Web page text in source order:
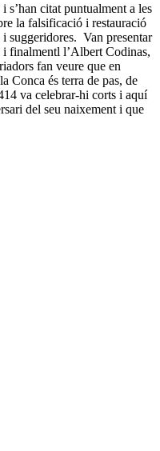
citat puntualment a les
la falsificació i restauració
suggeridores. Van presentar
finalmentl l’Albert Codinas,
fan veure que en
Conca és terra de pas, de
va celebrar-hi corts i aquí
del seu naixement i que